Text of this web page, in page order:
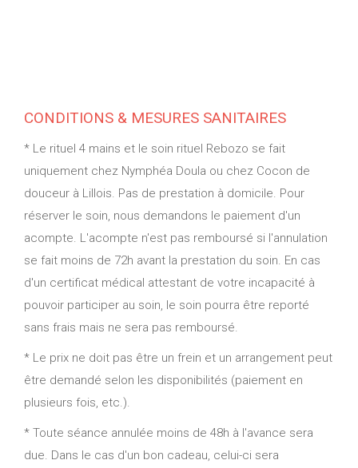
CONDITIONS & MESURES SANITAIRES
* Le rituel 4 mains et le soin rituel Rebozo se fait
uniquement chez Nymphéa Doula ou chez Cocon de
douceur à Lillois. Pas de prestation à domicile. Pour
réserver le soin, nous demandons le paiement d'un
acompte. L'acompte n'est pas remboursé si l'annulation
se fait moins de 72h avant la prestation du soin. En cas
d'un certificat médical attestant de votre incapacité à
pouvoir participer au soin, le soin pourra être reporté
sans frais mais ne sera pas remboursé.
* Le prix ne doit pas être un frein et un arrangement peut
être demandé selon les disponibilités (paiement en
plusieurs fois, etc.).
* Toute séance annulée moins de 48h à l'avance sera
due. Dans le cas d'un bon cadeau, celui-ci sera